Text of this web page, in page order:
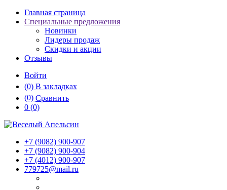
Главная страница
Специальные предложения
Новинки
Лидеры продаж
Скидки и акции
Отзывы
Войти
(0) В закладках
(0) Сравнить
0 (0)
+7 (9082) 900-907
+7 (9082) 900-904
+7 (4012) 900-907
779725@mail.ru